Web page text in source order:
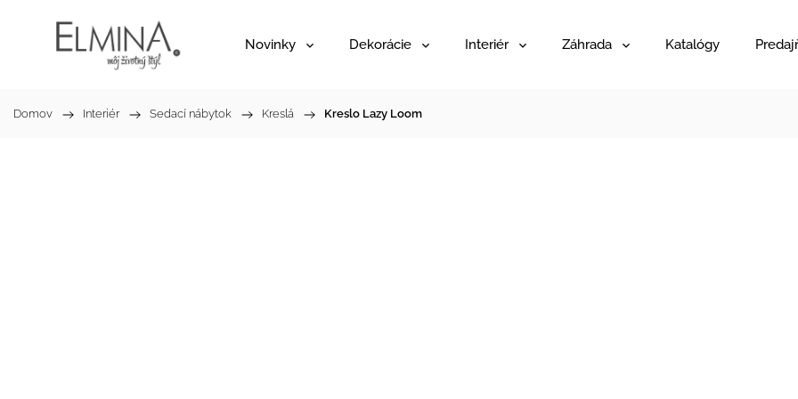
Novinky Dekorácie Interiér Záhrada Katalógy
Domov / Interiér / Sedací nábytok / Kreslá / Kreslo Lazy Loom